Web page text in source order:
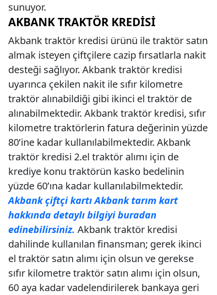
sunuyor.
AKBANK TRAKTÖR KREDISI
Akbank traktör kredisi ürünü ile traktör satın
almak isteyen çiftçilere cazip fırsatlarla nakit
desteği sağlıyor. Akbank traktör kredisi
uyarınca çekilen nakit ile sıfır kilometre
traktör alınabildiği gibi ikinci el traktör de
alınabilmektedir. Akbank traktör kredisi, sıfır
kilometre traktörlerin fatura değerinin yüzde
80’ine kadar kullanılabilmektedir. Akbank
traktör kredisi 2.el traktör alımı için de
krediye konu traktörün kasko bedelinin
yüzde 60’ına kadar kullanılabilmektedir.
Akbank çiftçi kartı Akbank tarım kart
hakkında detaylı bilgiyi buradan
edinebilirsiniz. Akbank traktör kredisi
dahilinde kullanılan finansman; gerek ikinci
el traktör satın alımı için olsun ve gerekse
sıfır kilometre traktör satın alımı için olsun,
60 aya kadar vadelendirilerek bankaya geri